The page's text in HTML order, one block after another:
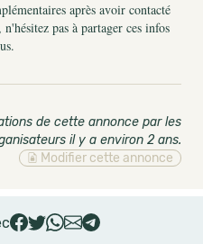
après avoir contacté
pas à partager ces infos
de cette annonce par les
il y a environ 2 ans.
Modifier cette annonce